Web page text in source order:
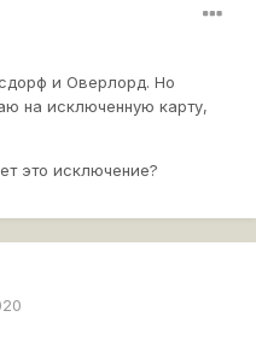
и Оверлорд. Но
на исключенную карту,
это исключение?